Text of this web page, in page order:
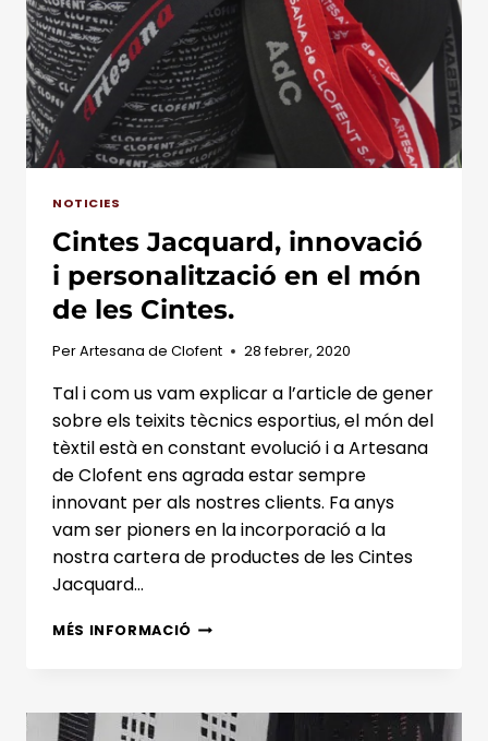
NOTICIES
Cintes Jacquard, innovació
i personalització en el món
de les Cintes.
PerArtesana de Clofent 28 febrer, 2020
Tal i com us vam explicar a l’article de gener
sobre els teixits tècnics esportius, el món del
tèxtil està en constant evolució i a Artesana
de Clofent ens agrada estar sempre
innovant per als nostres clients. Fa anys
vam ser pioners en la incorporació a la
nostra cartera de productes de les Cintes
Jacquard…
MÉS INFORMACIÓCINTES
PERSONALITZACIÓ
EN